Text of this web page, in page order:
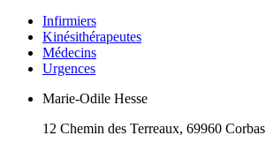
Infirmiers
Kinésithérapeutes
Médecins
Urgences
Marie-Odile Hesse
12 Chemin des Terreaux, 69960 Corbas